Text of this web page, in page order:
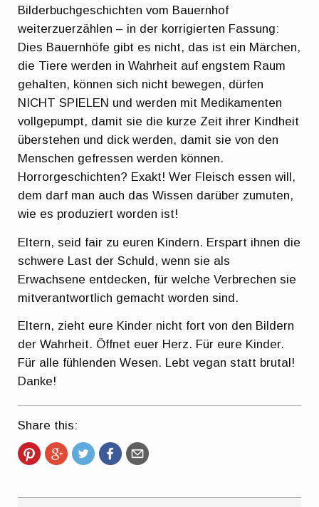
Bilderbuchgeschichten vom Bauernhof
weiterzuerzählen – in der korrigierten Fassung:
Dies Bauernhöfe gibt es nicht, das ist ein Märchen,
die Tiere werden in Wahrheit auf engstem Raum
gehalten, können sich nicht bewegen, dürfen
NICHT SPIELEN und werden mit Medikamenten
vollgepumpt, damit sie die kurze Zeit ihrer Kindheit
überstehen und dick werden, damit sie von den
Menschen gefressen werden können.
Horrorgeschichten? Exakt! Wer Fleisch essen will,
dem darf man auch das Wissen darüber zumuten,
wie es produziert worden ist!
Eltern, seid fair zu euren Kindern. Erspart ihnen die
schwere Last der Schuld, wenn sie als
Erwachsene entdecken, für welche Verbrechen sie
mitverantwortlich gemacht worden sind.
Eltern, zieht eure Kinder nicht fort von den Bildern
der Wahrheit. Öffnet euer Herz. Für eure Kinder.
Für alle fühlenden Wesen. Lebt vegan statt brutal!
Danke!
Share this: